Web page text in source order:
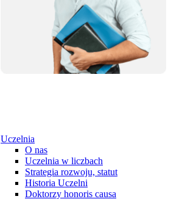
Uczelnia
O nas
Uczelnia w liczbach
Strategia rozwoju, statut
Historia Uczelni
Doktorzy honoris causa